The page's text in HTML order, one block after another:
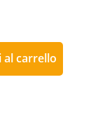
al carrello